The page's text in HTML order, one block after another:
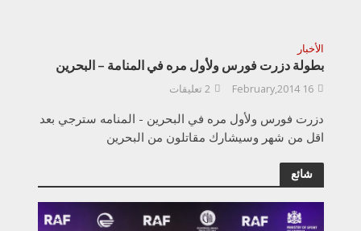
الأخبار
بطولة دزرت فورس ولأول مره في المنامة – البحرين
16 February,2014 2 تعليقات
دزرت فورس ولأول مره في البحرين - المنامه سترجي بعد
اقل من شهر وسيشارك مقاتلون من البحرين
شائع